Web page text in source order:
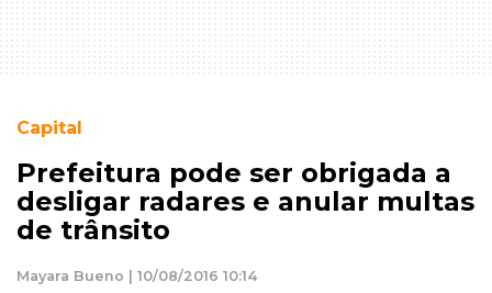
Capital
Prefeitura pode ser obrigada a
desligar radares e anular multas
de trânsito
Mayara Bueno | 10/08/2016 10:14